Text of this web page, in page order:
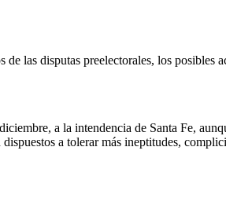
las disputas preelectorales, los posibles
a la intendencia de Santa Fe,
a tolerar más ineptitudes,